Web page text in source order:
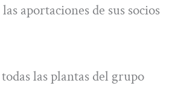
aportaciones de sus socios
las plantas del grupo